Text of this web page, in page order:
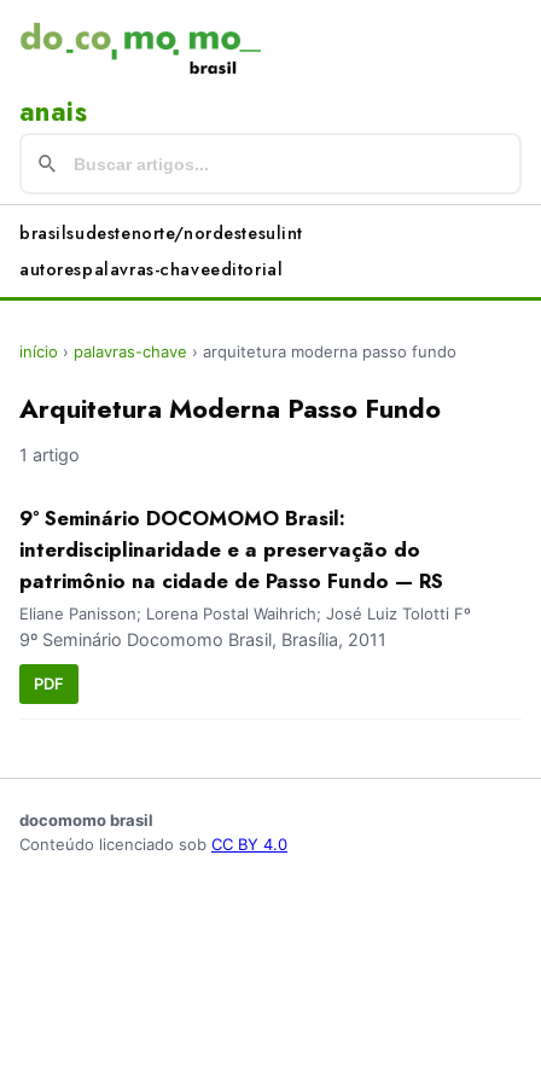
anais
brasilsudestenorte/nordestesulint
autorespalavras-chaveeditorial
início › palavras-chave › arquitetura moderna passo fundo
Arquitetura Moderna Passo Fundo
1 artigo
9º Seminário DOCOMOMO Brasil:
interdisciplinaridade e a preservação do
patrimônio na cidade de Passo Fundo — RS
Eliane Panisson; Lorena Postal Waihrich; José Luiz Tolotti Fº
9º Seminário Docomomo Brasil, Brasília, 2011
PDF
docomomo brasil
Conteúdo licenciado sob CC BY 4.0